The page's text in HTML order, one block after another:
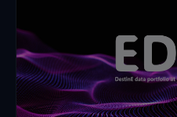
Projekt zum Vergleich
SEEDS-Dienstdatenindikatoren
USGS EROS-Archiv
Verteiltes Aktives Archivzentrum für
Zwischenstaatlicher Ausschuss für